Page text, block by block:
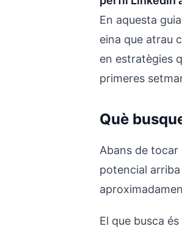
En aquesta
eina que atrau
en estratègies
primeres
Què
Abans de
potencial
El que busca